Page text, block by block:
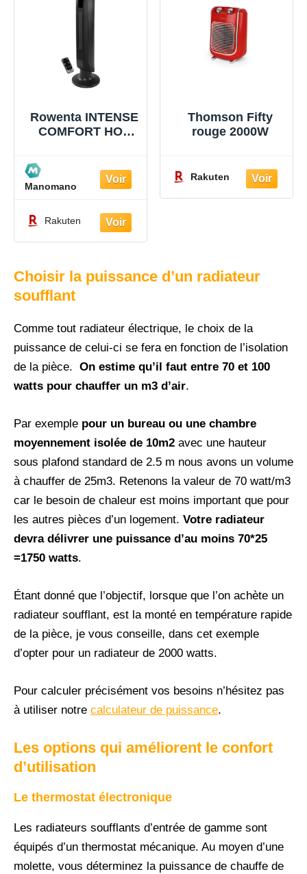
Rowenta INTENSE
COMFORT HOT
Manomano
Rakuten
Thomson Fifty
rouge 2000W
Rakuten
Choisir la puissance d’un radiateur
soufflant
Comme tout radiateur électrique, le choix de la
puissance de celui-ci se fera en fonction de l’isolation
de la pièce. On estime qu’il faut entre 70 et 100
watts pour chauffer un m3 d’air.
Par exemple pour un bureau ou une chambre
moyennement isolée de 10m2 avec une hauteur
sous plafond standard de 2.5 m nous avons un volume
à chauffer de 25m3. Retenons la valeur de 70 watt/m3
car le besoin de chaleur est moins important que pour
les autres pièces d’un logement. Votre radiateur
devra délivrer une puissance d’au moins 70*25
=1750 watts.
Étant donné que l’objectif, lorsque que l’on achète un
radiateur soufflant, est la monté en température rapide
de la pièce, je vous conseille, dans cet exemple
d’opter pour un radiateur de 2000 watts.
Pour calculer précisément vos besoins n’hésitez pas
à utiliser notre calculateur de puissance.
Les options qui améliorent le confort
d’utilisation
Le thermostat électronique
Les radiateurs soufflants d’entrée de gamme sont
équipés d’un thermostat mécanique. Au moyen d’une
molette, vous déterminez la puissance de chauffe de